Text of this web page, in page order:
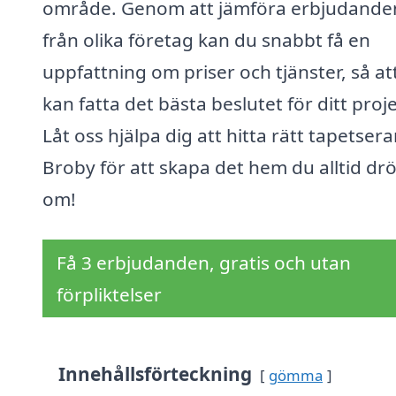
område. Genom att jämföra
från olika företag kan du snabbt få en
uppfattning om priser och tjänster, så
kan fatta det bästa beslutet för ditt
Låt oss hjälpa dig att hitta rätt
Broby för att skapa det hem du alltid
om!
Få 3 erbjudanden, gratis och utan
förpliktelser
Innehållsförteckning gömma